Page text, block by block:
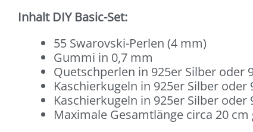
Inhalt DIY Basic-Set:
55 Swarovski-Perlen (4 mm)
Gummi in 0,7 mm
Quetschperlen in 925er Silber oder
Kaschierkugeln in 925er Silber
Kaschierkugeln in 925er Silber
Maximale Gesamtlänge circa 20